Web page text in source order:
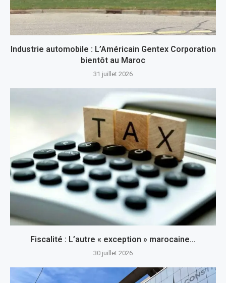
Industrie automobile : L’Américain Gentex Corporation
bientôt au Maroc
31 juillet 2026
Fiscalité : L’autre « exception » marocaine…
30 juillet 2026